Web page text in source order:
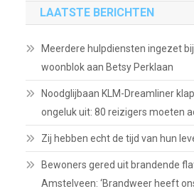
LAATSTE BERICHTEN
Meerdere hulpdiensten ingezet
woonblok aan Betsy Perklaan
Noodglijbaan KLM-Dreamliner
ongeluk uit: 80 reizigers moeten
Zij hebben echt de tijd van hun
Bewoners gered uit brandende
Amstelveen: ‘Brandweer heeft